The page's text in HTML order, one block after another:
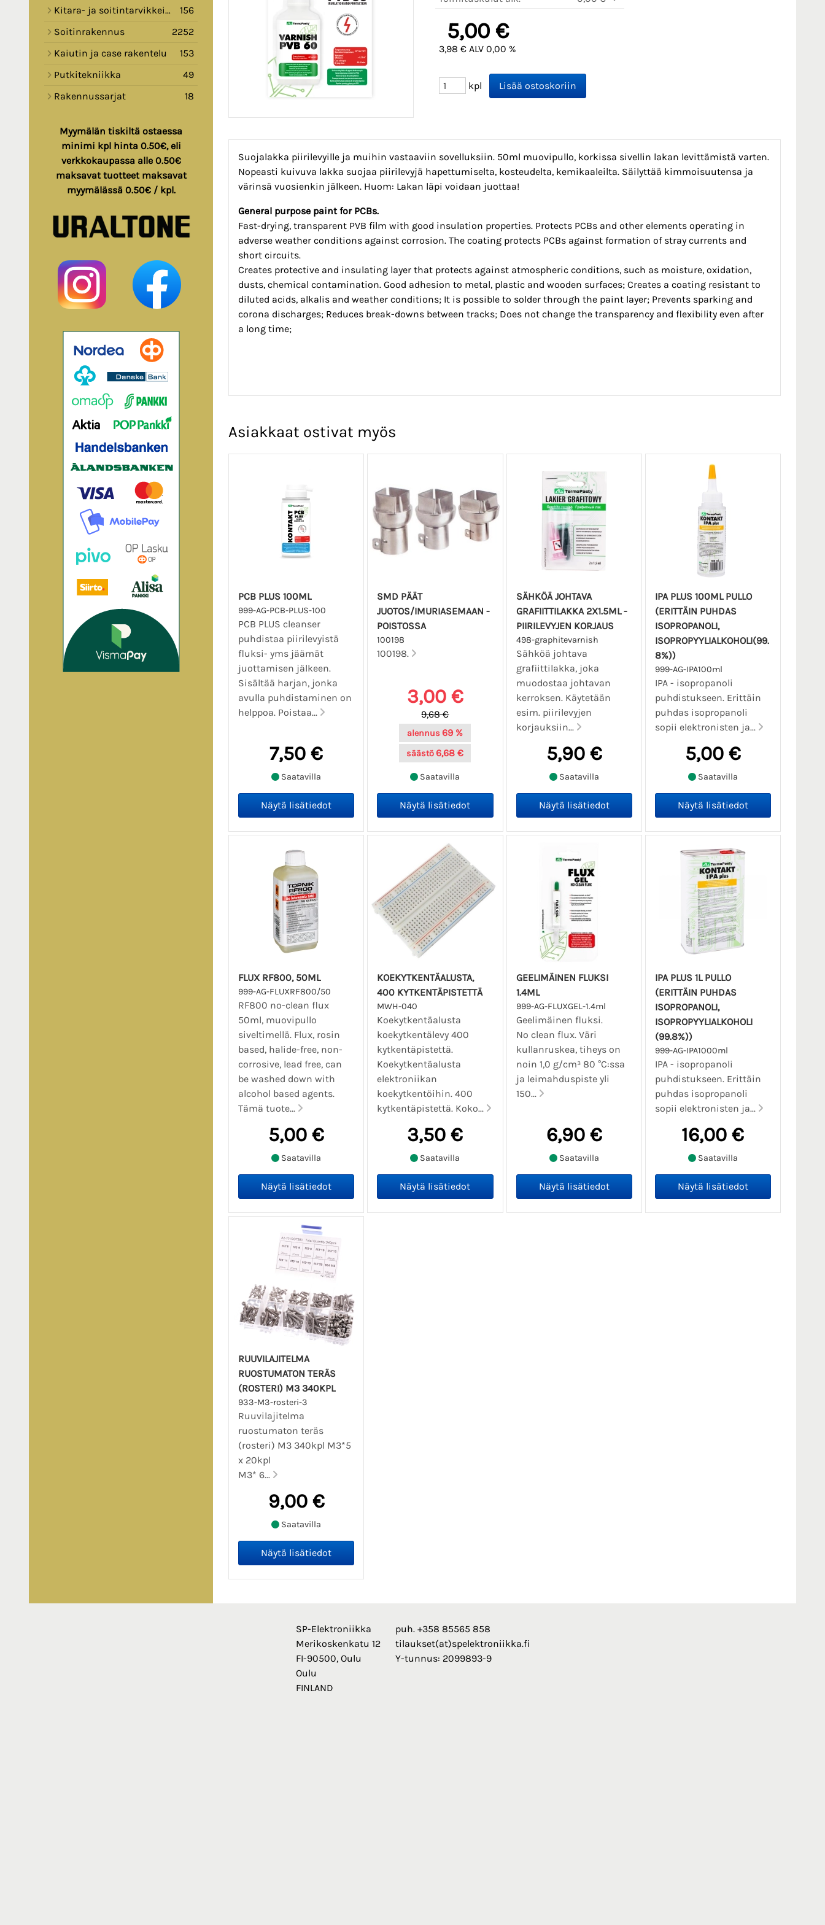
Kitara- ja soitintarvikkeita
156
Soitinrakennus
2252
Kaiutin ja case rakentelu
153
Putkitekniikka
49
Rakennussarjat
18
Myymälän tiskiltä ostaessa
minimi kpl hinta 0.50€, eli
verkkokaupassa alle 0.50€
maksavat tuotteet maksavat
myymälässä 0.50€ / kpl.
5,00 €
3,98 € ALV 0,00 %
kpl
Suojalakka piirilevyille ja muihin vastaaviin sovelluksiin. 50ml muovipullo, korkissa sivellin lakan levittämistä varten.
Nopeasti kuivuva lakka suojaa piirilevyjä hapettumiselta, kosteudelta, kemikaaleilta. Säilyttää kimmoisuutensa ja
värinsä vuosienkin jälkeen. Huom: Lakan läpi voidaan juottaa!
General purpose paint for PCBs.
Fast-drying, transparent PVB film with good insulation properties. Protects PCBs and other elements operating in
adverse weather conditions against corrosion. The coating protects PCBs against formation of stray currents and
short circuits.
Creates protective and insulating layer that protects against atmospheric conditions, such as moisture, oxidation,
dusts, chemical contamination. Good adhesion to metal, plastic and wooden surfaces; Creates a coating resistant to
diluted acids, alkalis and weather conditions; It is possible to solder through the paint layer; Prevents sparking and
corona discharges; Reduces break-downs between tracks; Does not change the transparency and flexibility even after
a long time;
Asiakkaat ostivat myös
PCB PLUS 100ML
999-AG-PCB-PLUS-100
PCB PLUS cleanser
puhdistaa piirilevyistä
fluksi- yms jäämät
juottamisen jälkeen.
Sisältää harjan, jonka
avulla puhdistaminen on
helppoa. Poistaa...
7,50 €
Saatavilla
SMD PÄÄT
JUOTOS/IMURIASEMAAN -
POISTOSSA
100198
100198.
3,00 €
9,68 €
alennus69 %
säästö6,68 €
Saatavilla
SÄHKÖÄ JOHTAVA
GRAFIITTILAKKA 2X1.5ML -
PIIRILEVYJEN KORJAUS
498-graphitevarnish
Sähköä johtava
grafiittilakka, joka
muodostaa johtavan
kerroksen. Käytetään
esim. piirilevyjen
korjauksiin...
5,90 €
Saatavilla
IPA PLUS 100ML PULLO
(ERITTÄIN PUHDAS
ISOPROPANOLI,
ISOPROPYYLIALKOHOLI(99.
8%))
999-AG-IPA100ml
IPA - isopropanoli
puhdistukseen. Erittäin
puhdas isopropanoli
sopii elektronisten ja...
5,00 €
Saatavilla
FLUX RF800, 50ML
999-AG-FLUXRF800/50
RF800 no-clean flux
50ml, muovipullo
siveltimellä. Flux, rosin
based, halide-free, non-
corrosive, lead free, can
be washed down with
alcohol based agents.
Tämä tuote...
5,00 €
Saatavilla
KOEKYTKENTÄALUSTA,
400 KYTKENTÄPISTETTÄ
MWH-040
Koekytkentäalusta
koekytkentälevy 400
kytkentäpistettä.
Koekytkentäalusta
elektroniikan
koekytkentöihin. 400
kytkentäpistettä. Koko...
3,50 €
Saatavilla
GEELIMÄINEN FLUKSI
1.4ML
999-AG-FLUXGEL-1.4ml
Geelimäinen fluksi.
No clean flux. Väri
kullanruskea, tiheys on
noin 1,0 g/cm³ 80 °C:ssa
ja leimahduspiste yli
150...
6,90 €
Saatavilla
IPA PLUS 1L PULLO
(ERITTÄIN PUHDAS
ISOPROPANOLI,
ISOPROPYYLIALKOHOLI
(99.8%))
999-AG-IPA1000ml
IPA - isopropanoli
puhdistukseen. Erittäin
puhdas isopropanoli
sopii elektronisten ja...
16,00 €
Saatavilla
RUUVILAJITELMA
RUOSTUMATON TERÄS
(ROSTERI) M3 340KPL
933-M3-rosteri-3
Ruuvilajitelma
ruostumaton teräs
(rosteri) M3 340kpl M3*5
x 20kpl
M3* 6...
9,00 €
Saatavilla
SP-Elektroniikka
Merikoskenkatu 12
FI-90500, Oulu
Oulu
FINLAND
puh. +358 85565 858
tilaukset(at)spelektroniikka.fi
Y-tunnus: 2099893-9